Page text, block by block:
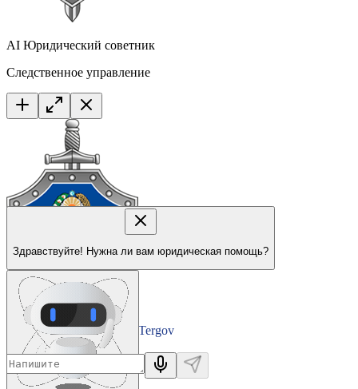
AI Юридический советник
Следственное управление
Tergov
Departamenti
Здравствуйте! Нужна ли вам юридическая помощь?